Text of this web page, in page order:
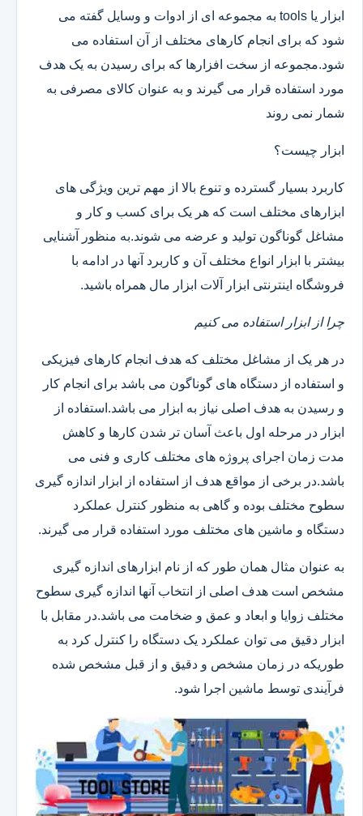
ابزار یا tools به مجموعه ای از ادوات و وسایل گفته می
شود که برای انجام کارهای مختلف از آن استفاده می
شود.مجموعه از سخت افزارها که برای رسیدن به یک هدف
مورد استفاده قرار می گیرند و به عنوان کالای مصرفی به
شمار نمی روند
ابزار چیست؟
کاربرد بسیار گسترده و تنوع بالا از مهم ترین ویژگی های
ابزارهای مختلف است که هر یک برای کسب و کار و
مشاغل گوناگون تولید و عرضه می شوند.به منظور آشنایی
بیشتر با ابزار انواع مختلف آن و کاربرد آنها در ادامه با
فروشگاه اینترنتی ابزار آلات ابزار مال همراه باشید.
چرا از ابزار استفاده می کنیم
در هر یک از مشاغل مختلف که هدف انجام کارهای فیزیکی
و استفاده از دستگاه های گوناگون می باشد برای انجام کار
و رسیدن به هدف اصلی نیاز به ابزار می باشد.استفاده از
ابزار در مرحله اول باعث آسان تر شدن کارها و کاهش
مدت زمان اجرای پروژه های مختلف کاری و فنی می
باشد.در برخی از مواقع هدف از استفاده از ابزار اندازه گیری
سطوح مختلف بوده و گاهی به منظور کنترل عملکرد
دستگاه و ماشین های مختلف مورد استفاده قرار می گیرند.
به عنوان مثال همان طور که از نام ابزارهای اندازه گیری
مشخص است هدف اصلی از انتخاب آنها اندازه گیری سطوح
مختلف زوایا و ابعاد و عمق و ضخامت می باشد.در مقابل با
ابزار دقیق می توان عملکرد یک دستگاه را کنترل کرد به
طوریکه در زمان مشخص و دقیق و از قبل مشخص شده
فرآیندی توسط ماشین اجرا شود.